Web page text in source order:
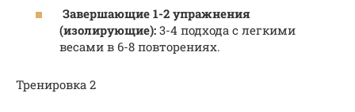
Завершающие 1-2 упражнения
(изолирующие): 3-4 подхода с легкими
весами в 6-8 повторениях.
Тренировка 2